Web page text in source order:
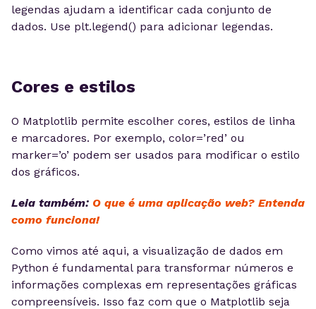
legendas ajudam a identificar cada conjunto de
dados. Use plt.legend() para adicionar legendas.
Cores e estilos
O Matplotlib permite escolher cores, estilos de linha
e marcadores. Por exemplo, color=’red’ ou
marker=’o’ podem ser usados para modificar o estilo
dos gráficos.
Leia também: O que é uma aplicação web? Entenda
como funciona!
Como vimos até aqui, a visualização de dados em
Python é fundamental para transformar números e
informações complexas em representações gráficas
compreensíveis. Isso faz com que o Matplotlib seja